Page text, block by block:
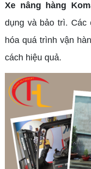
Xe nâng hàng
dụng và bảo trì. Các
hóa quá trình vận
cách hiệu quả.